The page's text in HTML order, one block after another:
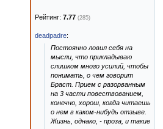
Рейтинг: 7.77 (285)
deadpadre:
Постоянно ловил себя на
мысли, что прикладываю
слишком много усилий, чтобы
понимать, о чем говорит
Браст. Прием с разорванным
на 3 части повествованием,
конечно, хорош, когда читаешь
о нем в каком-нибудь отзыве.
Жизнь, однако, - проза, и такие